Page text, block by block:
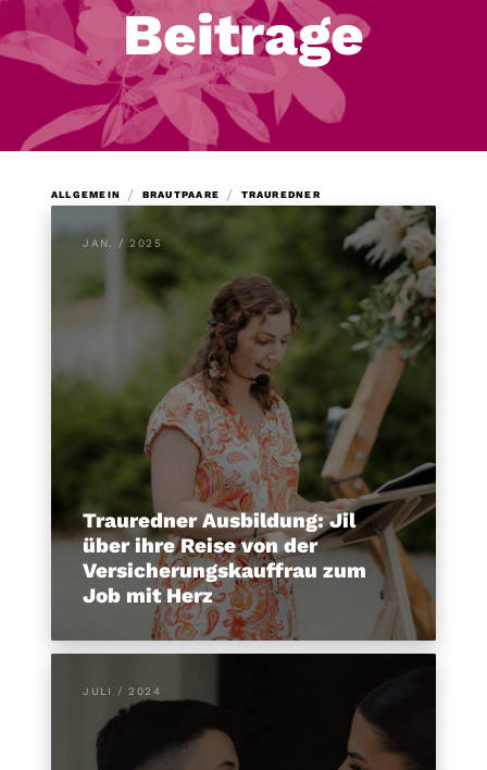
Beitrage
ALLGEMEIN / BRAUTPAARE / TRAUREDNER
JAN. / 2025
Trauredner Ausbildung: Jil
über ihre Reise von der
Versicherungskauffrau zum
Job mit Herz
JULI / 2024